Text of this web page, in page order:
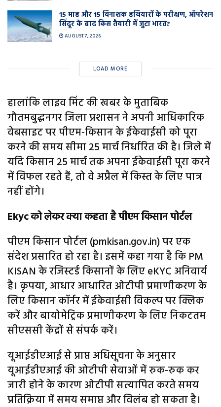
15 माह और 15 विनाशक हथियारों के परीक्षण, ऑपरेशन
सिंदूर के बाद किस तैयारी में जुटा भारत?
AUGUST 7, 2026
LOAD MORE
हालांकि लाइव मिंट की खबर के मुताबिक
गौतमबुद्धनगर जिला प्रशासन ने अपनी आधिकारिक
वेबसाइट पर पीएम-किसान के ईकेवाईसी को पूरा
करने की समय सीमा 25 मार्च निर्धारित की है। जिले में
यदि किसान 25 मार्च तक अपना ईकेवाईसी पूरा करने
में विफल रहते हैं, तो वे अप्रैल में किस्त के लिए पात्र
नहीं होंगे।
Ekyc को लेकर क्या कहता है पीएम किसान पोर्टल
पीएम किसान पोर्टल (pmkisan.gov.in) पर एक
संदेश प्रसारित हो रहा है। इसमें कहा गया है कि PM
KISAN के रजिस्टर्ड किसानों के लिए eKYC अनिवार्य
है। कृपया, आधार आधारित ओटीपी प्रमाणीकरण के
लिए किसान कॉर्नर में ईकेवाईसी विकल्प पर क्लिक
करें और बायोमेट्रिक प्रमाणीकरण के लिए निकटतम
सीएससी केंद्रों से संपर्क करें।
यूआईडीएआई से प्राप्त अधिसूचना के अनुसार
यूआईडीएआई की ओटीपी सेवाओं में रुक-रुक कर
जारी होने के कारण ओटीपी सत्यापित करते समय
प्रतिक्रिया में समय समाप्त और विलंब हो सकता है।